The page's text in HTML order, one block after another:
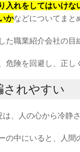
入れをしてはいけ
かなどについてまと
職業紹介会社の目
険を回避し、正し
されやすい
、人の心から冷静
中にいると、人間